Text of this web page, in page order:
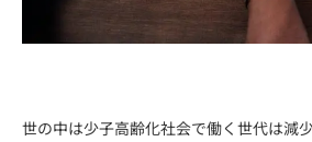
世の中は少子高齢化社会で働く世代は減